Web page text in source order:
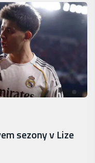
sezony v Lize